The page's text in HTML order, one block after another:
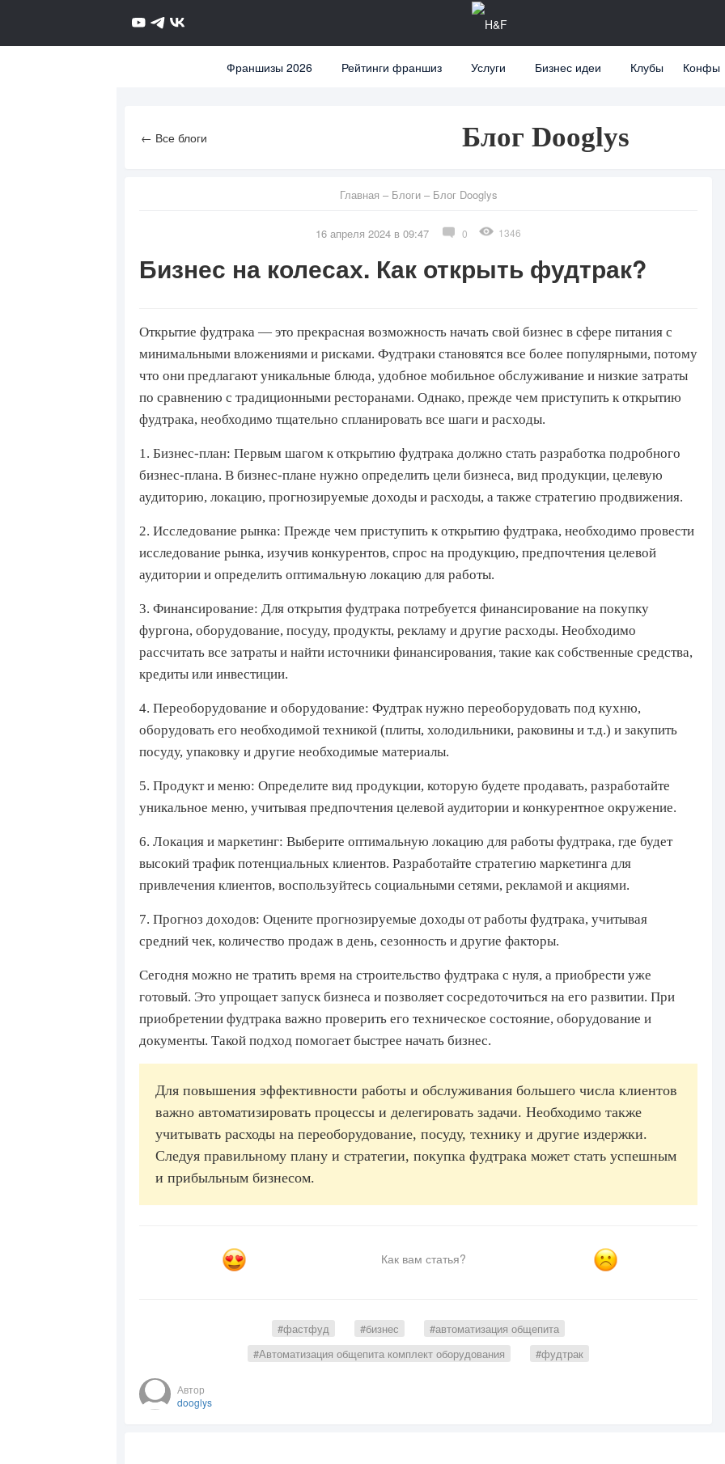
Франшизы 2026 Рейтинги франшиз Услуги Бизнес идеи Клубы Конфы
← Все блоги Блог Dooglys
Главная – Блоги– Блог Dooglys
16 апреля 2024 в 09:47 0 1346
Бизнес на колесах. Как открыть фудтрак?
Открытие фудтрака — это прекрасная возможность начать свой бизнес в сфере питания с
минимальными вложениями и рисками. Фудтраки становятся все более популярными, потому
что они предлагают уникальные блюда, удобное мобильное обслуживание и низкие затраты
по сравнению с традиционными ресторанами. Однако, прежде чем приступить к открытию
фудтрака, необходимо тщательно спланировать все шаги и расходы.
1. Бизнес-план: Первым шагом к открытию фудтрака должно стать разработка подробного
бизнес-плана. В бизнес-плане нужно определить цели бизнеса, вид продукции, целевую
аудиторию, локацию, прогнозируемые доходы и расходы, а также стратегию продвижения.
2. Исследование рынка: Прежде чем приступить к открытию фудтрака, необходимо провести
исследование рынка, изучив конкурентов, спрос на продукцию, предпочтения целевой
аудитории и определить оптимальную локацию для работы.
3. Финансирование: Для открытия фудтрака потребуется финансирование на покупку
фургона, оборудование, посуду, продукты, рекламу и другие расходы. Необходимо
рассчитать все затраты и найти источники финансирования, такие как собственные средства,
кредиты или инвестиции.
4. Переоборудование и оборудование: Фудтрак нужно переоборудовать под кухню,
оборудовать его необходимой техникой (плиты, холодильники, раковины и т.д.) и закупить
посуду, упаковку и другие необходимые материалы.
5. Продукт и меню: Определите вид продукции, которую будете продавать, разработайте
уникальное меню, учитывая предпочтения целевой аудитории и конкурентное окружение.
6. Локация и маркетинг: Выберите оптимальную локацию для работы фудтрака, где будет
высокий трафик потенциальных клиентов. Разработайте стратегию маркетинга для
привлечения клиентов, воспользуйтесь социальными сетями, рекламой и акциями.
7. Прогноз доходов: Оцените прогнозируемые доходы от работы фудтрака, учитывая
средний чек, количество продаж в день, сезонность и другие факторы.
Сегодня можно не тратить время на строительство фудтрака с нуля, а приобрести уже
готовый. Это упрощает запуск бизнеса и позволяет сосредоточиться на его развитии. При
приобретении фудтрака важно проверить его техническое состояние, оборудование и
документы. Такой подход помогает быстрее начать бизнес.
Для повышения эффективности работы и обслуживания большего числа клиентов
важно автоматизировать процессы и делегировать задачи. Необходимо также
учитывать расходы на переоборудование, посуду, технику и другие издержки.
Следуя правильному плану и стратегии, покупка фудтрака может стать успешным
и прибыльным бизнесом.
Как вам статья?
#фастфуд #бизнес
#автоматизация общепита
#Автоматизация общепита комплект оборудования
#фудтрак
Автор
dooglys